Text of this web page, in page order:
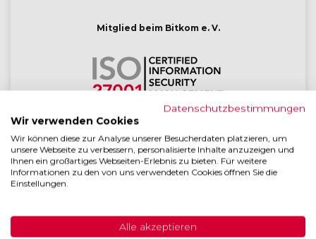
Mitglied beim Bitkom e. V.
Die gesamte Entwicklung ist ISO 27001 zertifiziert
IT-Grundschutz-Tool Anbieter
Datenschutzbestimmungen
Wir verwenden Cookies
Wir können diese zur Analyse unserer Besucherdaten platzieren, um
unsere Webseite zu verbessern, personalisierte Inhalte anzuzeigen und
Ihnen ein großartiges Webseiten-Erlebnis zu bieten. Für weitere
Informationen zu den von uns verwendeten Cookies öffnen Sie die
Einstellungen.
Alle akzeptieren